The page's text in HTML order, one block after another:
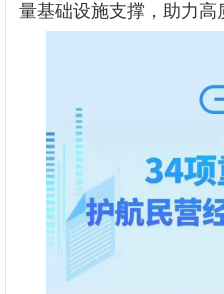
量基础设施支撑，助力高